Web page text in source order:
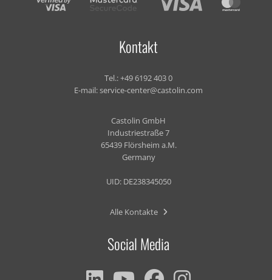
Kontakt
Tel.:+49 6192 403 0
E-mail:service-center@castolin.com
Castolin GmbH
Industriestraße 7
65439 Flörsheim a.M.
Germany
UID: DE238345050
Alle Kontakte
Social Media